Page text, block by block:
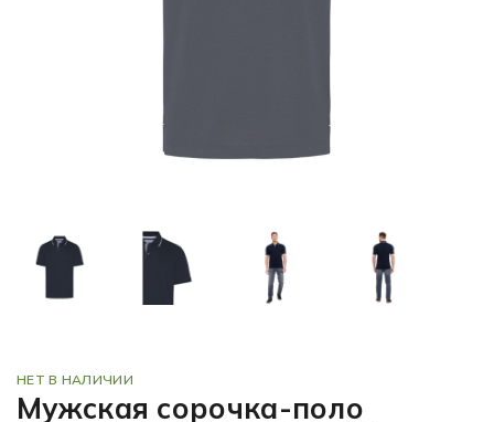
НЕТ В НАЛИЧИИ
Мужская сорочка-поло